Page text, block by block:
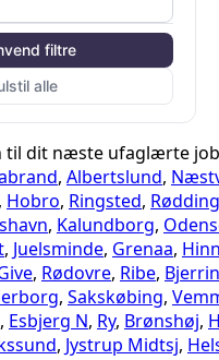
sport
havebrug
filtre
alle
dit næste ufaglærte
, Albertslund,
, Hobro, Ringsted, Rødding
, Kalundborg,
, Juelsminde, Grenaa,
, Rødovre, Ribe,
, Sakskøbing,
, Esbjerg N, Ry, Brønshøj,
, Jystrup Midtsj,